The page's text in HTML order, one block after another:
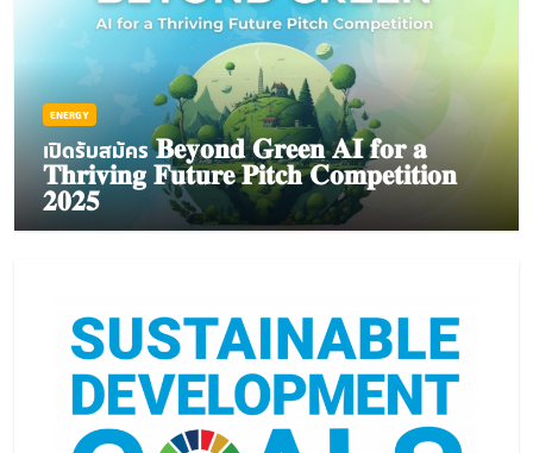
ENERGY
เปิดรับสมัคร 𝐁𝐞𝐲𝐨𝐧𝐝 𝐆𝐫𝐞𝐞𝐧 𝐀𝐈 𝐟𝐨𝐫 𝐚
𝐓𝐡𝐫𝐢𝐯𝐢𝐧𝐠 𝐅𝐮𝐭𝐮𝐫𝐞 𝐏𝐢𝐭𝐜𝐡 𝐂𝐨𝐦𝐩𝐞𝐭𝐢𝐭𝐢𝐨𝐧
𝟐𝟎𝟐𝟓